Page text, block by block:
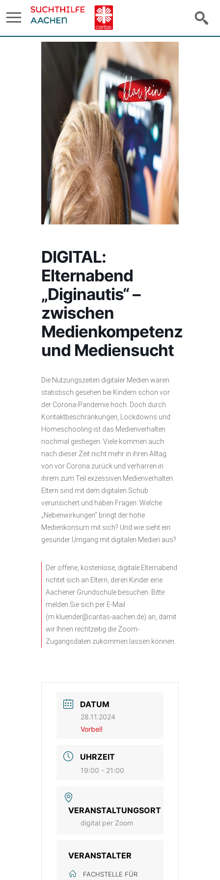
DIGITAL:
Elternabend
„Diginautis“ –
zwischen
Medienkompetenz
und Mediensucht
Die Nutzungszeiten digitaler Medien waren
statistisch gesehen bei Kindern schon vor
der Corona-Pandemie hoch. Doch durch
Kontaktbeschränkungen, Lockdowns und
Homeschooling ist das Medienverhalten
nochmal gestiegen. Viele kommen auch
nach dieser Zeit nicht mehr in ihren Alltag
von vor Corona zurück und verharren in
ihrem zum Teil exzessiven Medienverhalten.
Eltern sind mit dem digitalen Schub
verunsichert und haben Fragen: Welche
„Nebenwirkungen“ bringt der hohe
Medienkonsum mit sich? Und wie sieht ein
gesunder Umgang mit digitalen Medien aus?
Der offene, kostenlose, digitale Elternabend
richtet sich an Eltern, deren Kinder eine
Aachener Grundschule besuchen. Bitte
melden Sie sich per E-Mail
(m.kluender@caritas-aachen.de) an, damit
wir Ihnen rechtzeitig die Zoom-
Zugangsdaten zukommen lassen können.
DATUM
28.11.2024
Vorbei!
UHRZEIT
19:00 - 21:00
VERANSTALTUNGSORT
digital per Zoom
VERANSTALTER
FACHSTELLE FÜR